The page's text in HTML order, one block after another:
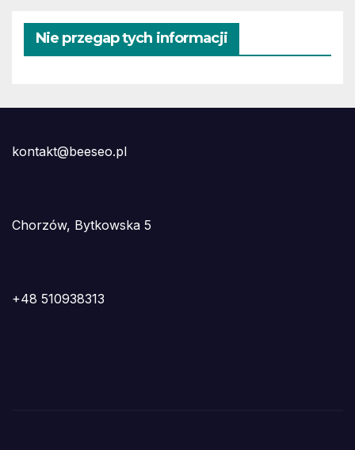
Nie przegap tych informacji
kontakt@beeseo.pl
Chorzów, Bytkowska 5
+48 510938313